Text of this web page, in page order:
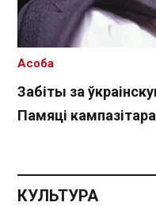
Забіты за
Памяці кампазітара
Асоба
КУЛЬТУРА